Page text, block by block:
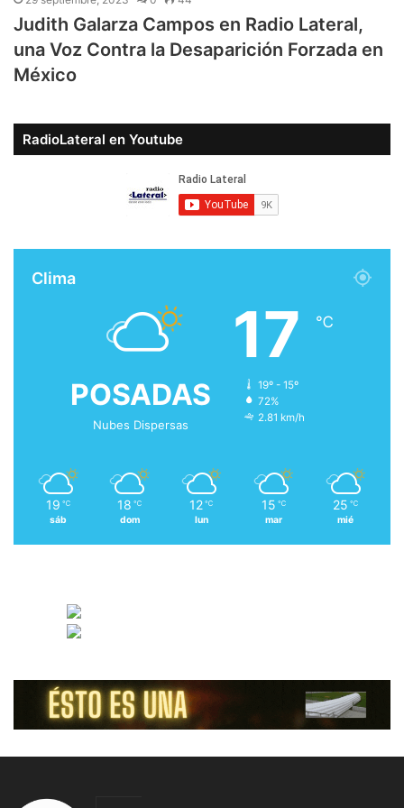
Judith Galarza Campos en Radio Lateral,
una Voz Contra la Desaparición Forzada en
México
RadioLateral en Youtube
Clima
POSADAS
Nubes Dispersas
17 ℃
19º - 15º
72%
2.81 km/h
19 ℃
sáb
18 ℃
dom
12 ℃
lun
15 ℃
mar
25 ℃
mié